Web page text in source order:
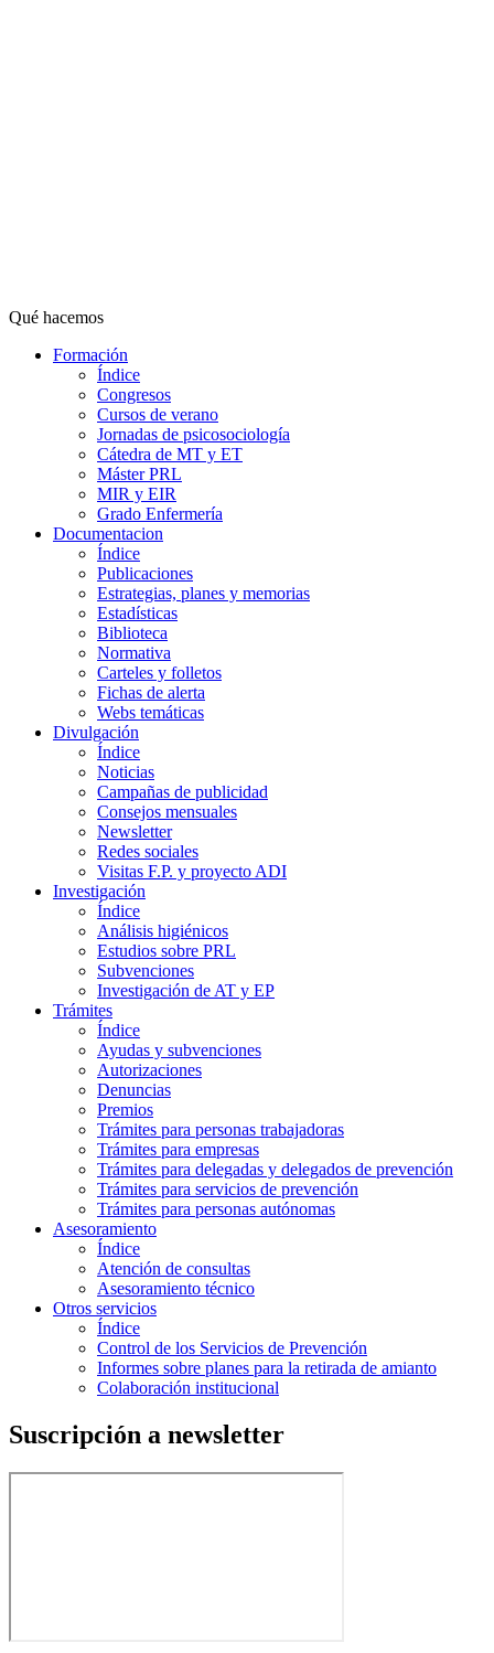
Qué hacemos
Formación
Índice
Congresos
Cursos de verano
Jornadas de psicosociología
Cátedra de MT y ET
Máster PRL
MIR y EIR
Grado Enfermería
Documentacion
Índice
Publicaciones
Estrategias, planes y memorias
Estadísticas
Biblioteca
Normativa
Carteles y folletos
Fichas de alerta
Webs temáticas
Divulgación
Índice
Noticias
Campañas de publicidad
Consejos mensuales
Newsletter
Redes sociales
Visitas F.P. y proyecto ADI
Investigación
Índice
Análisis higiénicos
Estudios sobre PRL
Subvenciones
Investigación de AT y EP
Trámites
Índice
Ayudas y subvenciones
Autorizaciones
Denuncias
Premios
Trámites para personas trabajadoras
Trámites para empresas
Trámites para delegadas y delegados de prevención
Trámites para servicios de prevención
Trámites para personas autónomas
Asesoramiento
Índice
Atención de consultas
Asesoramiento técnico
Otros servicios
Índice
Control de los Servicios de Prevención
Informes sobre planes para la retirada de amianto
Colaboración institucional
Suscripción a newsletter